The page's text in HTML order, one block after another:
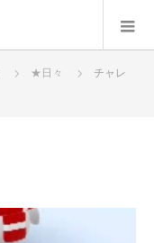
★日々
チャレ